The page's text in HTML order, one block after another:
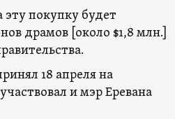
покупку будет
драмов [около $1,8 млн.]
18 апреля на
и мэр Еревана